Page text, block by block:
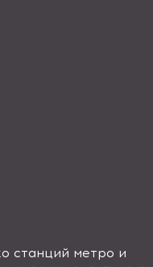
станций метро и